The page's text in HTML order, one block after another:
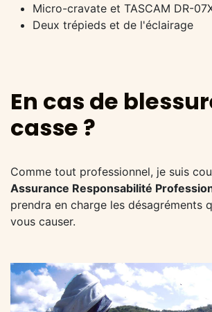
Micro-cravate et TASCAM DR-
Deux trépieds et de l'éclairage
En cas de
casse ?
Comme tout professionnel, je suis
Assurance Responsabilité
prendra en charge les désagréments
vous causer.